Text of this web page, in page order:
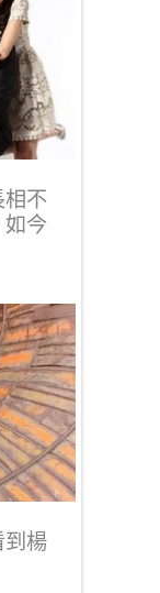
不
如今
到楊